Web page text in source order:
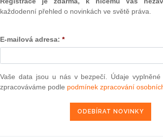
udělovanou právním firmám v České republice,
vítězem v soutěži Právnická firma roku 2011 pro
každodenní přehled o novinkách ve světě práva.
E-mailová adresa: *
Vaše data jsou u nás v bezpečí. Údaje
zpracováváme podle podmínek zpracování